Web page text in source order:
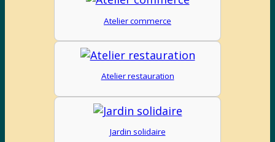
Atelier commerce
Atelier restauration
Jardin solidaire